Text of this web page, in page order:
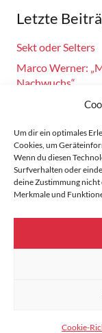
Um dir ein optimales
Cookies, um
Wenn du diesen
Surfverhalten oder
deine Zustimmung
Merkmale und
Cookie-
Letzte
Sekt oder Selters
Marco Werner:
Nachwuchs“
Motorsport!
Zandvoort: Marco
Masters Serie